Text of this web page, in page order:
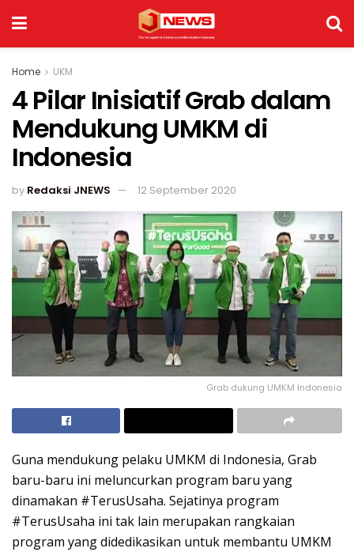
Home UKM
4 Pilar Inisiatif Grab dalam
Mendukung UMKM di
Indonesia
by Redaksi JNEWS 12 September 2020
Grab dukung UMKM Indonesia
Guna mendukung pelaku UMKM di Indonesia, Grab
baru-baru ini meluncurkan program baru yang
dinamakan #TerusUsaha. Sejatinya program
#TerusUsaha ini tak lain merupakan rangkaian
program yang didedikasikan untuk membantu UMKM